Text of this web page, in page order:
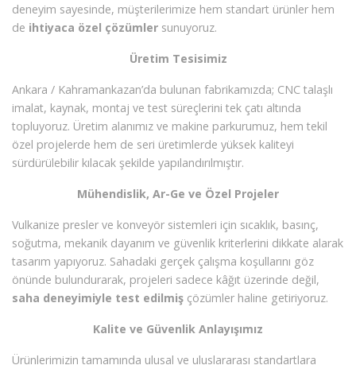
deneyim sayesinde, müşterilerimize hem standart ürünler hem
de ihtiyaca özel çözümler sunuyoruz.
Üretim Tesisimiz
Ankara / Kahramankazan’da bulunan fabrikamızda; CNC talaşlı
imalat, kaynak, montaj ve test süreçlerini tek çatı altında
topluyoruz. Üretim alanımız ve makine parkurumuz, hem tekil
özel projelerde hem de seri üretimlerde yüksek kaliteyi
sürdürülebilir kılacak şekilde yapılandırılmıştır.
Mühendislik, Ar-Ge ve Özel Projeler
Vulkanize presler ve konveyör sistemleri için sıcaklık, basınç,
soğutma, mekanik dayanım ve güvenlik kriterlerini dikkate alarak
tasarım yapıyoruz. Sahadaki gerçek çalışma koşullarını göz
önünde bulundurarak, projeleri sadece kâğıt üzerinde değil,
saha deneyimiyle test edilmiş çözümler haline getiriyoruz.
Kalite ve Güvenlik Anlayışımız
Ürünlerimizin tamamında ulusal ve uluslararası standartlara